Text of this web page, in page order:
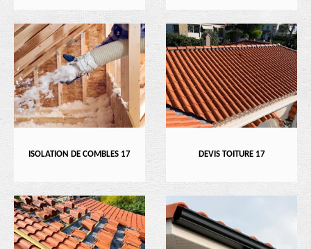
ISOLATION DE COMBLES 17 DEVIS TOITURE 17